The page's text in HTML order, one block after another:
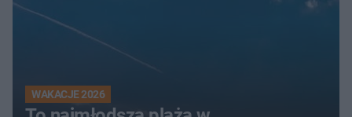
WAKACJE 2026